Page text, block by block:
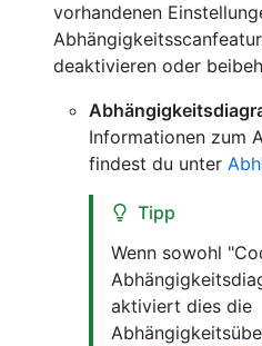
vorhandenen
deaktivieren oder
Informationen zum
findest du unter
Tipp
Wenn sowohl
aktiviert dies die